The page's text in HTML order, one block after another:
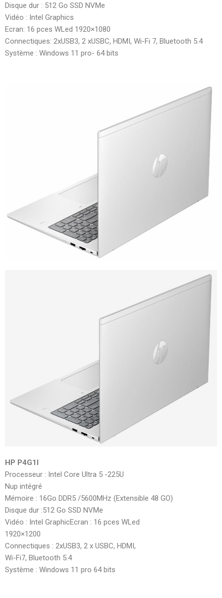
Disque dur : 512 Go SSD NVMe
Vidéo : Intel Graphics
Ecran: 16 pces WLed 1920×1080
Connectiques: 2xUSB3, 2 xUSBC, HDMI, Wi-Fi 7, Bluetooth 5.4
Système : Windows 11 pro- 64 bits
HP P4G1I
Processeur : Intel Core Ultra 5 -225U
Nup intégré
Mémoire : 16Go DDR5 /5600MHz (Extensible 48 GO)
Disque dur :512 Go SSD NVMe
Vidéo : Intel GraphicEcran : 16 pces WLed
1920×1200
Connectiques : 2xUSB3, 2 x USBC, HDMI,
Wi-Fi7, Bluetooth 5.4
Système : Windows 11 pro 64 bits